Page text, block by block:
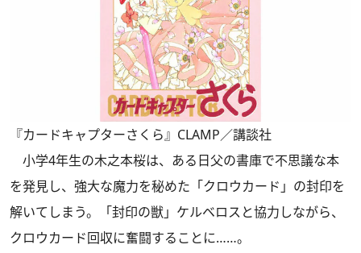
『カードキャプターさくら』CLAMP／講談社
小学4年生の木之本桜は、ある日父の書庫で不思議な本
を発見し、強大な魔力を秘めた「クロウカード」の封印を
解いてしまう。「封印の獣」ケルベロスと協力しながら、
クロウカード回収に奮闘することに……。